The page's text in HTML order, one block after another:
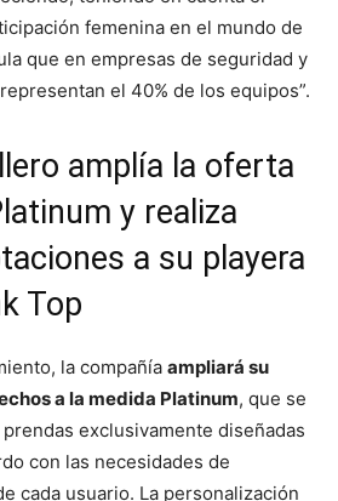
femenina en el mundo de
que en empresas de seguridad y
el 40% de los equipos”.
amplía la oferta
y realiza
a su playera
Top
la compañía ampliará su
a la medida Platinum, que se
exclusivamente diseñadas
con las necesidades de
cada usuario. La personalización